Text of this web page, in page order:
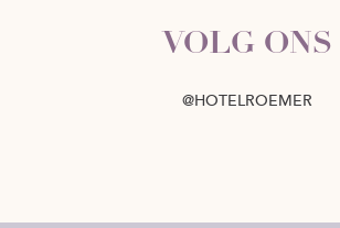
VOLG ONS
@HOTELROEMER